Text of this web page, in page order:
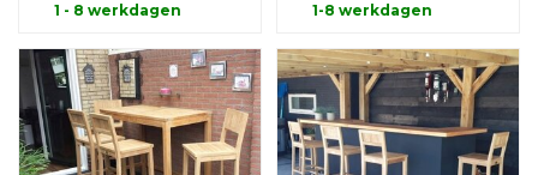
1 - 8 werkdagen
1-8 werkdagen